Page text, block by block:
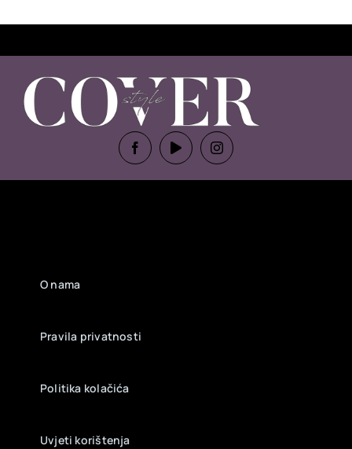
O nama
Pravila privatnosti
Politika kolačića
Uvjeti korištenja